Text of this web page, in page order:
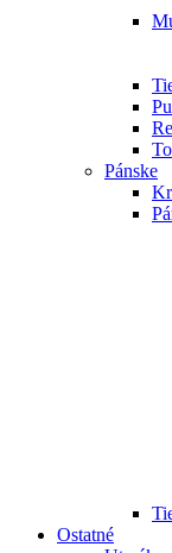
Pánske
Ostatné